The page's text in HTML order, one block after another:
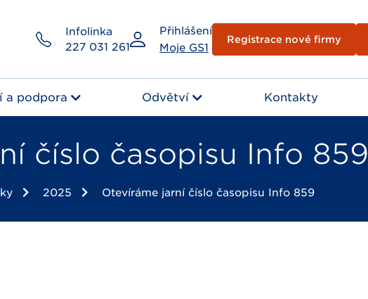
Infolinka
227 031 261
Přihlášení
Moje GS1
Registrace nové firmy
a podpora Odvětví Kontakty
číslo časopisu Info 859
2025 Otevíráme jarní číslo časopisu Info 859